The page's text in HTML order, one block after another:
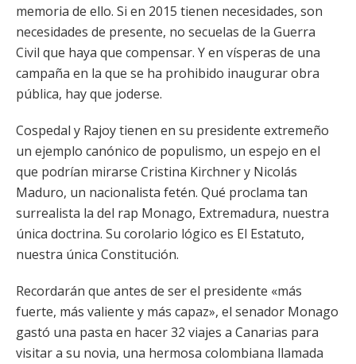
memoria de ello. Si en 2015 tienen necesidades, son
necesidades de presente, no secuelas de la Guerra
Civil que haya que compensar. Y en vísperas de una
campaña en la que se ha prohibido inaugurar obra
pública, hay que joderse.
Cospedal y Rajoy tienen en su presidente extremeño
un ejemplo canónico de populismo, un espejo en el
que podrían mirarse Cristina Kirchner y Nicolás
Maduro, un nacionalista fetén. Qué proclama tan
surrealista la del rap Monago, Extremadura, nuestra
única doctrina. Su corolario lógico es El Estatuto,
nuestra única Constitución.
Recordarán que antes de ser el presidente «más
fuerte, más valiente y más capaz», el senador Monago
gastó una pasta en hacer 32 viajes a Canarias para
visitar a su novia, una hermosa colombiana llamada